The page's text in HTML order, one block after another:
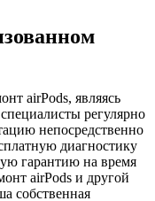
airPods, являясь
регулярно
непосредственно
диагностику
гарантию на время
airPods и другой
собственная